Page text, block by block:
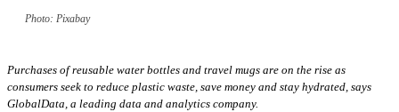
Photo: Pixabay
Purchases of reusable water bottles and travel mugs are on the rise as
consumers seek to reduce plastic waste, save money and stay hydrated, says
GlobalData, a leading data and analytics company.